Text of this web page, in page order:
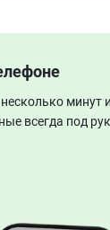
минут
всегда под